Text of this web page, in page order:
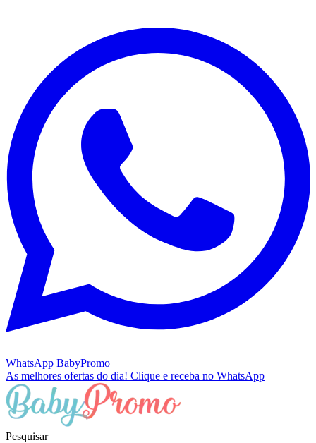
WhatsApp BabyPromo
As melhores ofertas do dia! Clique e receba no WhatsApp
Pesquisar